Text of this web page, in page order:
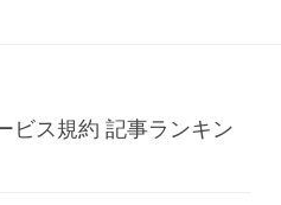
ビス規約 記事ランキン